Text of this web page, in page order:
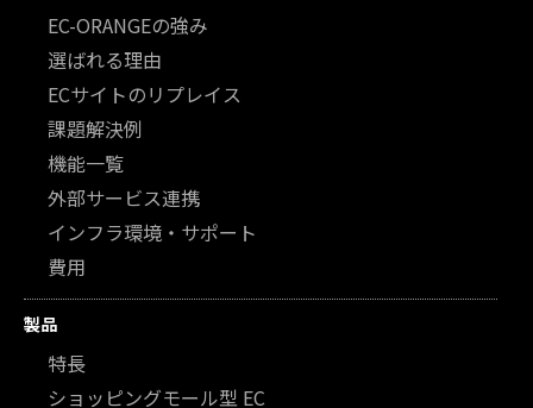
EC-ORANGEの強み
選ばれる理由
ECサイトのリプレイス
課題解決例
機能一覧
外部サービス連携
インフラ環境・サポート
費用
製品
特長
ショッピングモール型 EC